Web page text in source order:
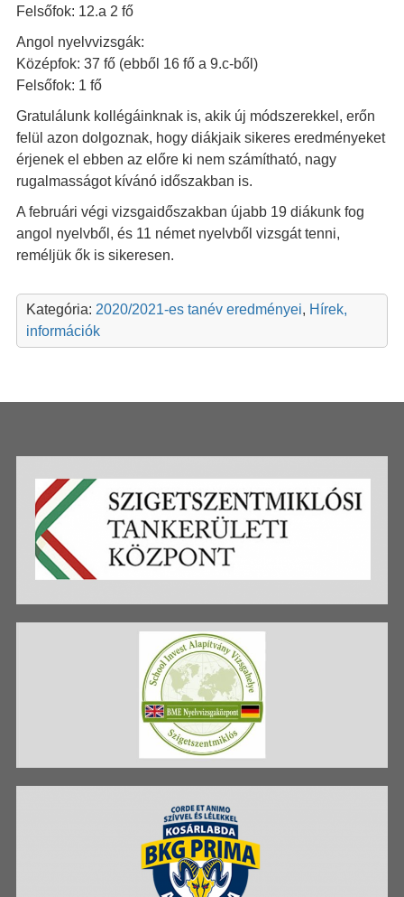
Felsőfok: 12.a 2 fő
Angol nyelvvizsgák:
Középfok: 37 fő (ebből 16 fő a 9.c-ből)
Felsőfok: 1 fő
Gratulálunk kollégáinknak is, akik új módszerekkel, erőn
felül azon dolgoznak, hogy diákjaik sikeres eredményeket
érjenek el ebben az előre ki nem számítható, nagy
rugalmasságot kívánó időszakban is.
A februári végi vizsgaidőszakban újabb 19 diákunk fog
angol nyelvből, és 11 német nyelvből vizsgát tenni,
reméljük ők is sikeresen.
Kategória: 2020/2021-es tanév eredményei, Hírek,
információk